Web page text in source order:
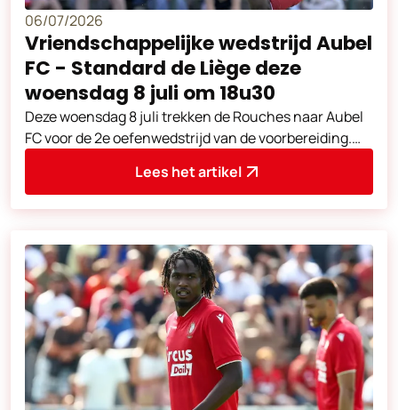
06/07/2026
Vriendschappelijke wedstrijd Aubel
FC - Standard de Liège deze
woensdag 8 juli om 18u30
Deze woensdag 8 juli trekken de Rouches naar Aubel
FC voor de 2e oefenwedstrijd van de voorbereiding.
Lees het artikel